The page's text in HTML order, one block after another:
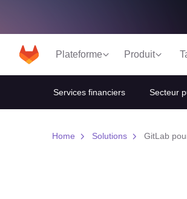
Plateforme Produit
Services financiers Secteur
Home Solutions GitLab